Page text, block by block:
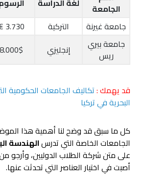
الجامعة
لغة الدراسة
جامعة غيرنة
التركية 3.730 €
جامعة بيري
ريس
إنجليزي 8.000$
قد يهمك :تكاليف الجامعات الحكومية
البحرية في تركيا
كل ما سبق قد وضح لنا أهمية هذا
الجامعات الخاصة التي تدرسالهندسة
على متن شركة الطلاب الدوليين، وأرجو
أصبت في اختيار العناصر التي تحدثت عنها.